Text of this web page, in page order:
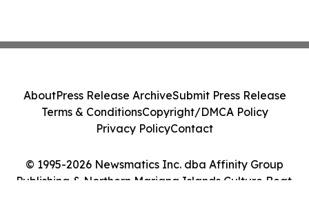
© 1995-2026 Newsmatics Inc. dba Affinity Group
Publishing & Northern Mariana Islands Culture Beat.
AboutPress Release ArchiveSubmit Press Release
Terms & ConditionsCopyright/DMCA Policy
Privacy PolicyContact